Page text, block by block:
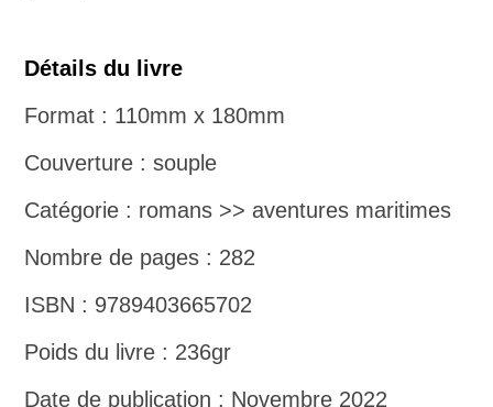
Détails du livre
Format : 110mm x 180mm
Couverture : souple
Catégorie : romans >> aventures maritimes
Nombre de pages : 282
ISBN : 9789403665702
Poids du livre : 236gr
Date de publication : Novembre 2022